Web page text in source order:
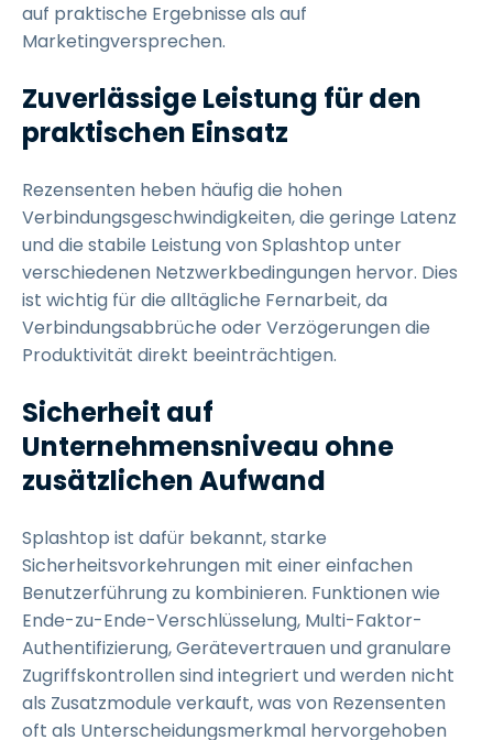
auf praktische Ergebnisse als auf
Marketingversprechen.
Zuverlässige Leistung für den
praktischen Einsatz
Rezensenten heben häufig die hohen
Verbindungsgeschwindigkeiten, die geringe Latenz
und die stabile Leistung von Splashtop unter
verschiedenen Netzwerkbedingungen hervor. Dies
ist wichtig für die alltägliche Fernarbeit, da
Verbindungsabbrüche oder Verzögerungen die
Produktivität direkt beeinträchtigen.
Sicherheit auf
Unternehmensniveau ohne
zusätzlichen Aufwand
Splashtop ist dafür bekannt, starke
Sicherheitsvorkehrungen mit einer einfachen
Benutzerführung zu kombinieren. Funktionen wie
Ende-zu-Ende-Verschlüsselung, Multi-Faktor-
Authentifizierung, Gerätevertrauen und granulare
Zugriffskontrollen sind integriert und werden nicht
als Zusatzmodule verkauft, was von Rezensenten
oft als Unterscheidungsmerkmal hervorgehoben